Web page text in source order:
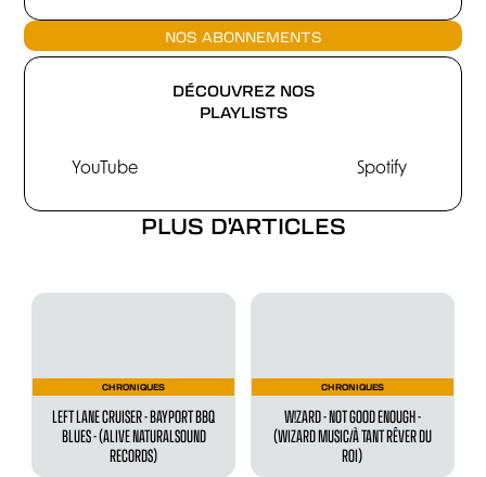
NOS ABONNEMENTS
DÉCOUVREZ NOS
PLAYLISTS
YouTube Spotify
PLUS D'ARTICLES
CHRONIQUES
LEFT LANE CRUISER - BAYPORT BBQ
BLUES - (ALIVE NATURALSOUND
RECORDS)
CHRONIQUES
W!ZARD - NOT GOOD ENOUGH -
(WIZARD MUSIC/À TANT RÊVER DU
ROI)